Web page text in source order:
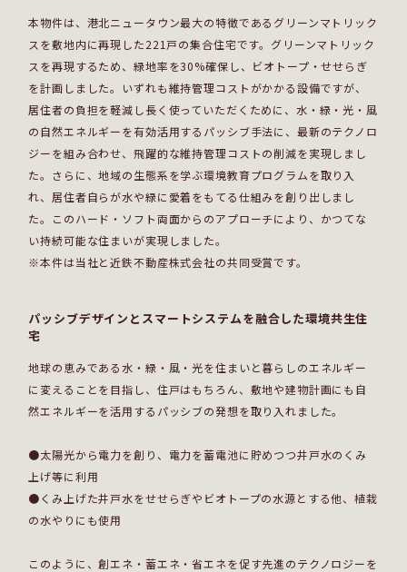
本物件は、港北ニュータウン最大の特徴であるグリーンマトリック
スを敷地内に再現した221戸の集合住宅です。グリーンマトリック
スを再現するため、緑地率を30%確保し、ビオトープ・せせらぎ
を計画しました。いずれも維持管理コストがかかる設備ですが、
居住者の負担を軽減し長く使っていただくために、水・緑・光・風
の自然エネルギーを有効活用するパッシブ手法に、最新のテクノロ
ジーを組み合わせ、飛躍的な維持管理コストの削減を実現しまし
た。さらに、地域の生態系を学ぶ環境教育プログラムを取り入
れ、居住者自らが水や緑に愛着をもてる仕組みを創り出しまし
た。このハード・ソフト両面からのアプローチにより、かつてな
い持続可能な住まいが実現しました。
※本件は当社と近鉄不動産株式会社の共同受賞です。
パッシブデザインとスマートシステムを融合した環境共生住
宅
地球の恵みである水・緑・風・光を住まいと暮らしのエネルギー
に変えることを目指し、住戸はもちろん、敷地や建物計画にも自
然エネルギーを活用するパッシブの発想を取り入れました。
●太陽光から電力を創り、電力を蓄電池に貯めつつ井戸水のくみ
上げ等に利用
●くみ上げた井戸水をせせらぎやビオトープの水源とする他、植栽
の水やりにも使用
このように、創エネ・蓄エネ・省エネを促す先進のテクノロジーを